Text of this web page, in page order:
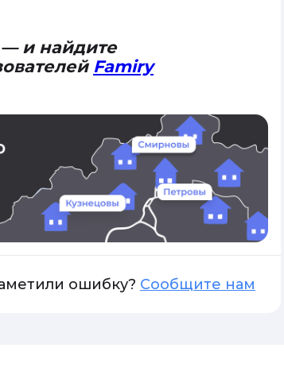
— и найдите
Famiry
ошибку? Сообщите нам